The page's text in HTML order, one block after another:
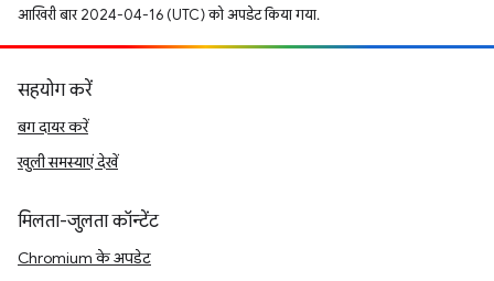
आखिरी बार 2024-04-16 (UTC) को अपडेट किया गया.
सहयोग करें
बग दायर करें
खुली समस्याएं देखें
मिलता-जुलता कॉन्टेंट
Chromium के अपडेट